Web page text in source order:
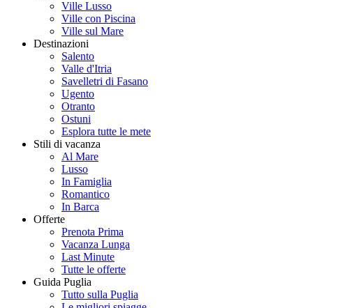
Ville Lusso
Ville con Piscina
Ville sul Mare
Destinazioni
Salento
Valle d'Itria
Savelletri di Fasano
Ugento
Otranto
Ostuni
Esplora tutte le mete
Stili di vacanza
Al Mare
Lusso
In Famiglia
Romantico
In Barca
Offerte
Prenota Prima
Vacanza Lunga
Last Minute
Tutte le offerte
Guida Puglia
Tutto sulla Puglia